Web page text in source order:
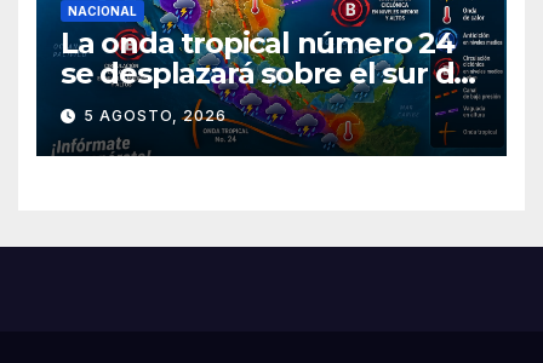
NACIONAL
La onda tropical número 24
se desplazará sobre el sur del
territorio nacional
5 AGOSTO, 2026